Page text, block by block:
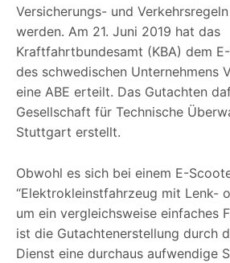
Versicherungs- und
werden. Am 21. Juni 2019 hat das
Kraftfahrtbundesamt (KBA) dem
des schwedischen Unternehmens
eine ABE erteilt. Das Gutachten
Gesellschaft für Technische
Stuttgart erstellt.
Obwohl es sich bei einem E-
“Elektrokleinstfahrzeug mit Lenk-
um ein vergleichsweise einfaches
ist die Gutachtenerstellung durch
Dienst eine durchaus aufwendige